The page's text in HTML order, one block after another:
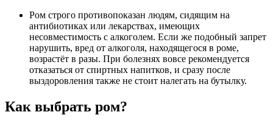
Ром строго противопоказан людям, сидящим на
антибиотиках или лекарствах, имеющих
несовместимость с алкоголем. Если же подобный запрет
нарушить, вред от алкоголя, находящегося в роме,
возрастёт в разы. При болезнях вовсе рекомендуется
отказаться от спиртных напитков, и сразу после
выздоровления также не стоит налегать на бутылку.
Как выбрать ром?